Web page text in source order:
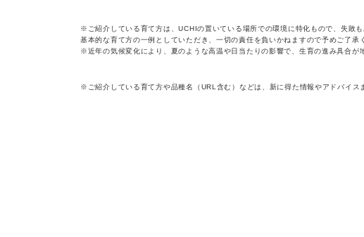
※ご紹介している育て方は、UCHIの置いている場所での環境に特化もので、失敗
基本的な育て方の一例としていただき、一切の責任を負いかねますので予めご了承
※近年の気候変化により、夏のような高温や日当たりの影響で、生育の進み具合
※ご紹介している育て方や品種名（URL含む）などは、新に得た情報やアドバイス